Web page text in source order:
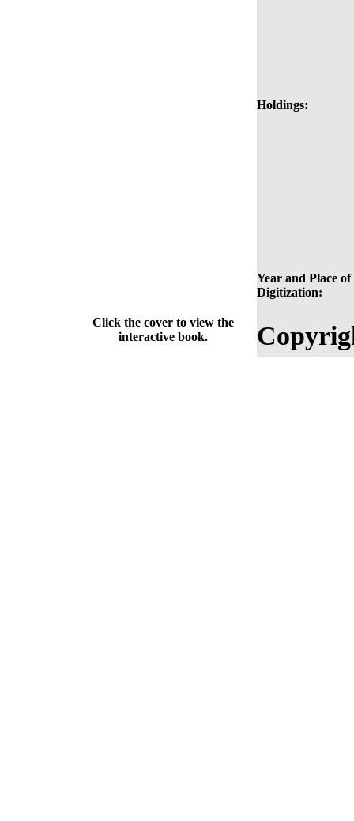
Holdings:
Year and Place of
Digitization:
Click the cover to view the
interactive book.